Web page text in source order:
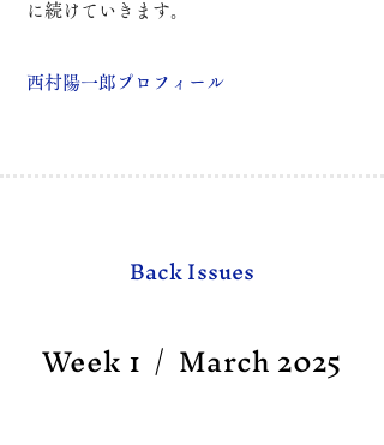
に続けていきます。
​西村陽一郎プロフィール
Back Issues
Week 1 / March 2025